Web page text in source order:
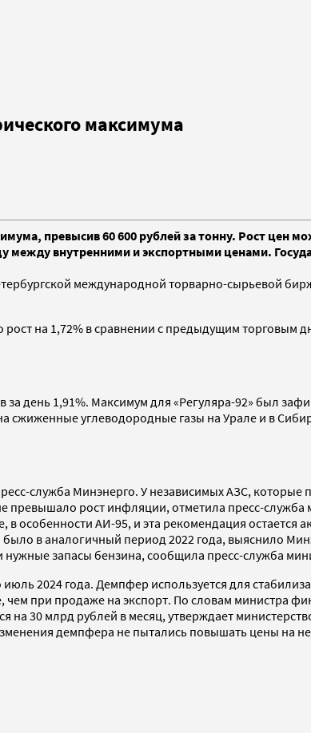
максимума
превысив 60 600 рублей за тонну. Рост цен
внутренними и экспортными ценами.
международной торварно-сырьевой
рост на 1,72% в сравнении с предыдущим
день 1,91%. Максимум для «Регуляра-92» был
сжиженные углеводородные газы на Урале и в
служба Минэнерго. У независимых АЗС, которые
превышало рост инфляции, отметила пресс-служба
АИ-95, и эта рекомендация остается
в аналогичный период 2022 года, выяснило
запасы бензина, сообщила пресс-служба
2024 года. Демпфер используется для
при продаже на экспорт. По словам министра
30 млрд рублей в месяц, утверждает
демпфера не пытались повышать цены на